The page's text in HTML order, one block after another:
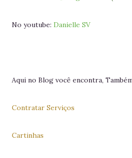
No youtube: Danielle SV
Aqui no Blog você encontra,
Contratar Serviços
Cartinhas